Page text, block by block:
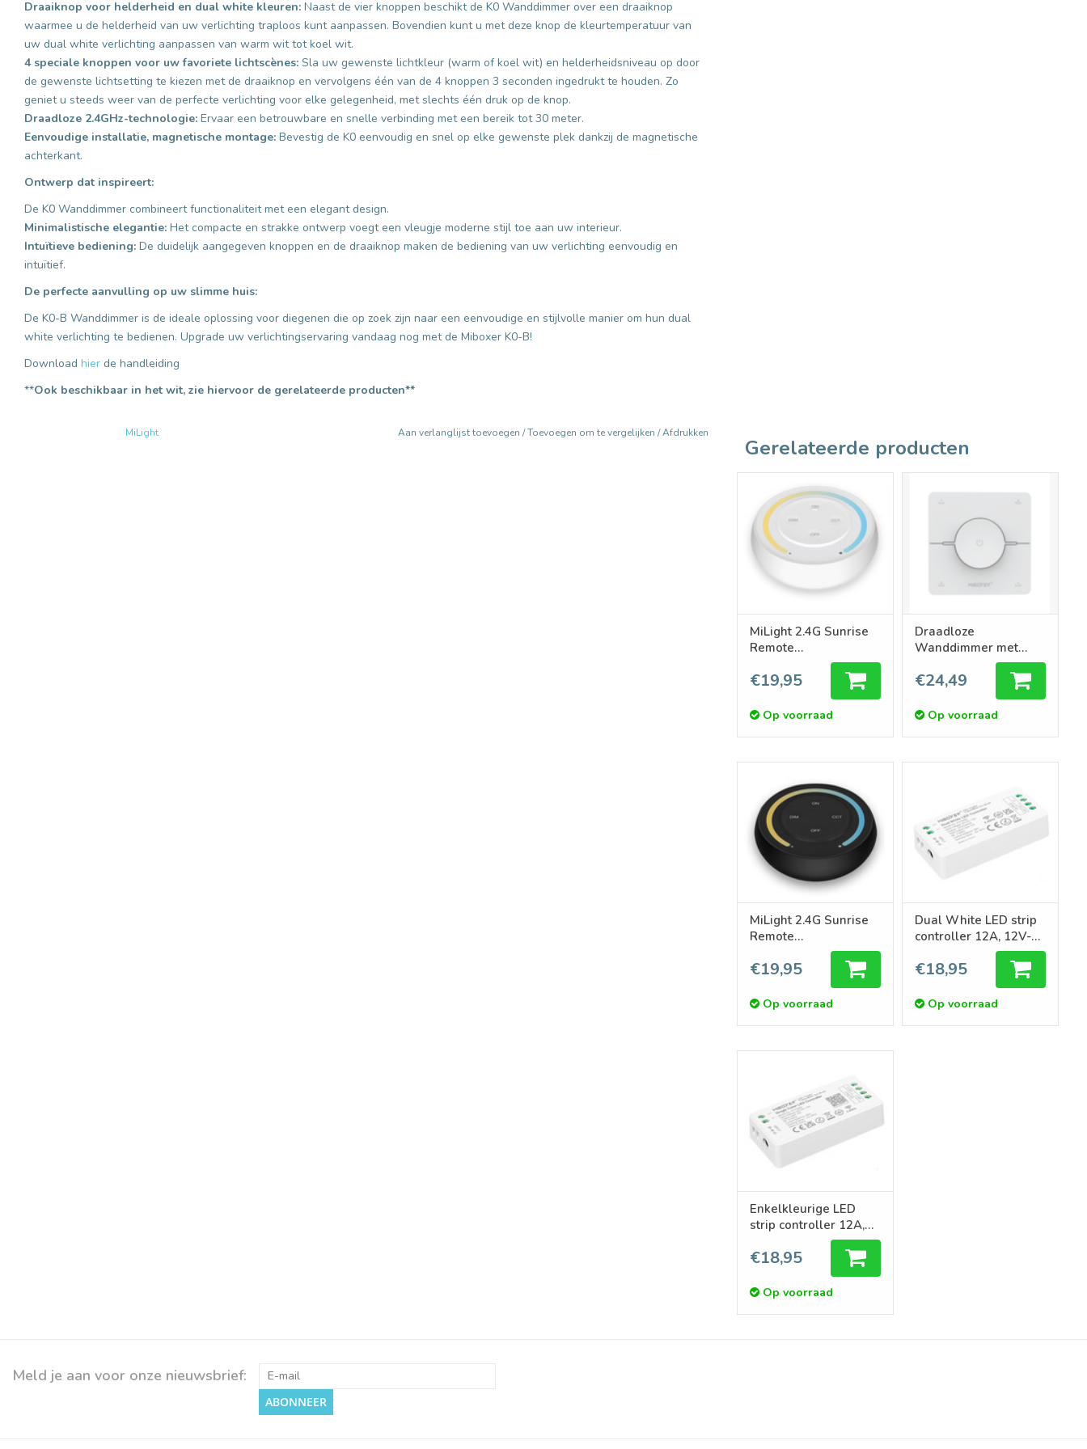
Draaiknop voor helderheid en dual white kleuren: Naast de vier knoppen beschikt de K0 Wanddimmer over een draaiknop
waarmee u de helderheid van uw verlichting traploos kunt aanpassen. Bovendien kunt u met deze knop de kleurtemperatuur van
uw dual white verlichting aanpassen van warm wit tot koel wit.
4 speciale knoppen voor uw favoriete lichtscènes: Sla uw gewenste lichtkleur (warm of koel wit) en helderheidsniveau op door
de gewenste lichtsetting te kiezen met de draaiknop en vervolgens één van de 4 knoppen 3 seconden ingedrukt te houden. Zo
geniet u steeds weer van de perfecte verlichting voor elke gelegenheid, met slechts één druk op de knop.
Draadloze 2.4GHz-technologie: Ervaar een betrouwbare en snelle verbinding met een bereik tot 30 meter.
Eenvoudige installatie, magnetische montage: Bevestig de K0 eenvoudig en snel op elke gewenste plek dankzij de magnetische
achterkant.
Ontwerp dat inspireert:
De K0 Wanddimmer combineert functionaliteit met een elegant design.
Minimalistische elegantie: Het compacte en strakke ontwerp voegt een vleugje moderne stijl toe aan uw interieur.
Intuïtieve bediening: De duidelijk aangegeven knoppen en de draaiknop maken de bediening van uw verlichting eenvoudig en
intuïtief.
De perfecte aanvulling op uw slimme huis:
De K0-B Wanddimmer is de ideale oplossing voor diegenen die op zoek zijn naar een eenvoudige en stijlvolle manier om hun dual
white verlichting te bedienen. Upgrade uw verlichtingservaring vandaag nog met de Miboxer K0-B!
Download hier de handleiding
**Ook beschikbaar in het wit, zie hiervoor de gerelateerde producten**
Gerelateerde producten
MiLight 2.4G Sunrise
Remote
Enkelkleur/Dual
White , AAA Batterijen
€19,95
Op voorraad
Draadloze
Wanddimmer met
Scènebediening voor
Dual White
Verlichting - Wit
€24,49
Op voorraad
MiLight 2.4G Sunrise
Remote
Enkelkleur/Dual
White , Zwart, AAA
€19,95
Op voorraad
Dual White LED strip
controller 12A, 12V-
€18,95
Op voorraad
Enkelkleurige LED
strip controller 12A,
12V-24V (LOS)
€18,95
Op voorraad
MiLight Aan verlanglijst toevoegen /Toevoegen om te vergelijken /Afdrukken
Meld je aan voor onze nieuwsbrief:
ABONNEER